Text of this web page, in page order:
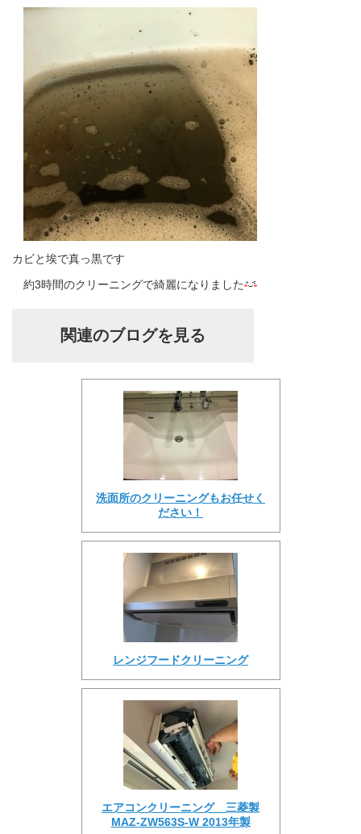
カビと埃で真っ黒です
約3時間のクリーニングで綺麗になりました
関連のブログを見る
洗面所のクリーニングもお任せく
ださい！
レンジフードクリーニング
エアコンクリーニング 三菱製
MAZ-ZW563S-W 2013年製